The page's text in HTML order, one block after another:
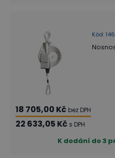
Kód:
18 705,00 Kč bez DPH
22 633,05 Kč s DPH
K dodání do 3